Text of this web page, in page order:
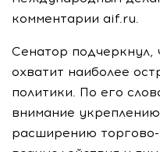
комментарии aif.ru.
Сенатор подчеркнул,
охватит наиболее
политики. По его
внимание
расширению